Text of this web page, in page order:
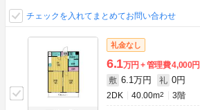
チェックを入れてまとめてお問い合わせ
礼金なし
6.1万円 管理費4,000円
敷 6.1万円 礼 0円
2DK 40.00m2 3階